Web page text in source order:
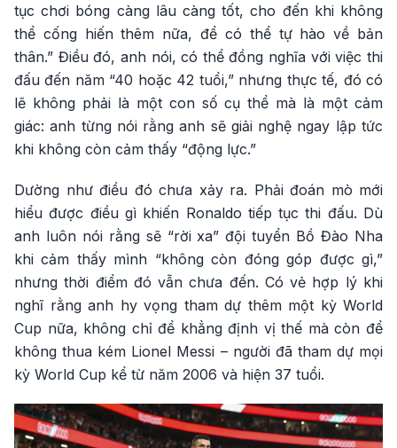
tục chơi bóng càng lâu càng tốt, cho đến khi không
thể cống hiến thêm nữa, để có thể tự hào về bản
thân.” Điều đó, anh nói, có thể đồng nghĩa với việc thi
đấu đến năm “40 hoặc 42 tuổi,” nhưng thực tế, đó có
lẽ không phải là một con số cụ thể mà là một cảm
giác: anh từng nói rằng anh sẽ giải nghệ ngay lập tức
khi không còn cảm thấy “động lực.”
Dường như điều đó chưa xảy ra. Phải đoán mò mới
hiểu được điều gì khiến Ronaldo tiếp tục thi đấu. Dù
anh luôn nói rằng sẽ “rời xa” đội tuyển Bồ Đào Nha
khi cảm thấy mình “không còn đóng góp được gì,”
nhưng thời điểm đó vẫn chưa đến. Có vẻ hợp lý khi
nghĩ rằng anh hy vọng tham dự thêm một kỳ World
Cup nữa, không chỉ để khẳng định vị thế mà còn để
không thua kém Lionel Messi – người đã tham dự mọi
kỳ World Cup kể từ năm 2006 và hiện 37 tuổi.